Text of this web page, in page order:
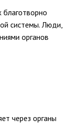
системы. Люди,
органов
через органы